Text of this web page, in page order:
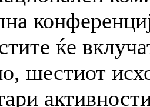
ќе
шестиот